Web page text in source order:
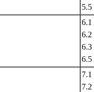
6.1
6.2
6.3
6.5
7.1
7.2